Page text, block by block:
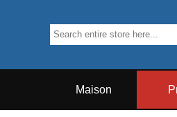
Maison